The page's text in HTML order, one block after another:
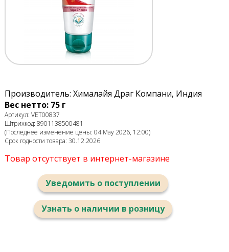
Производитель: Хималайя Драг Компани, Индия
Вес нетто: 75 г
Артикул: VET00837
Штрихкод: 8901138500481
(Последнее изменение цены: 04 May 2026, 12:00)
Срок годности товара: 30.12.2026
Товар отсутствует в интернет-магазине
Уведомить о поступлении
Узнать о наличии в розницу